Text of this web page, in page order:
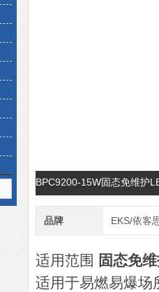
BPC9200-15W固态免维护
品牌 EKS/依客
适用范围 固态免
适用于易燃易爆场